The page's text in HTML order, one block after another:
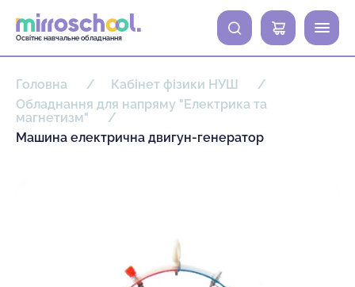
Освітнє навчальне обладнання
0
Головна
Кабінет фізики НУШ
Обладнання для напряму "Електрика та
магнетизм"
Машина електрична двигун-генератор